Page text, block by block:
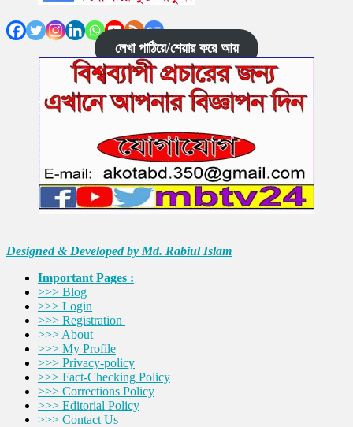
লেখা পাঠিয়ে/শেয়ার করে আয়
Designed & Developed by Md. Rabiul Islam
Important Pages :
>>> Blog
>>> Login
>>> Registration
>>> About
>>> My Profile
>>> Privacy-policy
>>> Fact-Checking Policy
>>> Corrections Policy
>>> Editorial Policy
>>> Contact Us